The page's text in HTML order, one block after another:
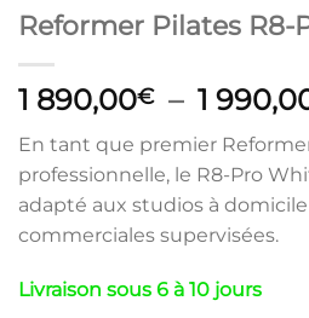
Reformer Pilates R8-
1 890,00€ – 1
En tant que premier
professionnelle, le R8-Pro
adapté aux studios à
commerciales supervisées.
Livraison sous 6 à 10 jours